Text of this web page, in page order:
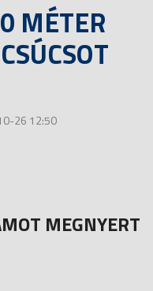
MÉTER
26 12:50
MEGNYERT